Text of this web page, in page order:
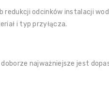
redukcji odcinków instalacji
i typ przyłącza.
najważniejsze jest